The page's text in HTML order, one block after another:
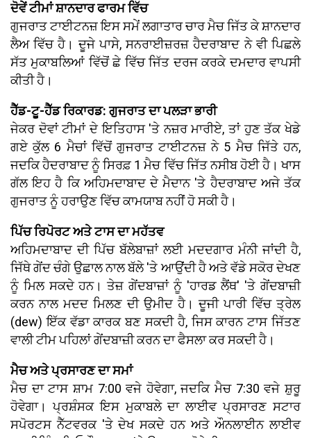
ਦੋਵੇਂ ਟੀਮਾਂ ਸ਼ਾਨਦਾਰ ਫਾਰਮ ਵਿੱਚ
ਗੁਜਰਾਤ ਟਾਈਟਨਜ਼ ਇਸ ਸਮੇਂ ਲਗਾਤਾਰ ਚਾਰ ਮੈਚ ਜਿੱਤ ਕੇ ਸ਼ਾਨਦਾਰ
ਲੈਅ ਵਿੱਚ ਹੈ। ਦੂਜੇ ਪਾਸੇ, ਸਨਰਾਈਜ਼ਰਜ਼ ਹੈਦਰਾਬਾਦ ਨੇ ਵੀ ਪਿਛਲੇ
ਸੱਤ ਮੁਕਾਬਲਿਆਂ ਵਿੱਚੋਂ ਛੇ ਵਿੱਚ ਜਿੱਤ ਦਰਜ ਕਰਕੇ ਦਮਦਾਰ ਵਾਪਸੀ
ਕੀਤੀ ਹੈ।
ਹੈੱਡ-ਟੂ-ਹੈੱਡ ਰਿਕਾਰਡ: ਗੁਜਰਾਤ ਦਾ ਪਲੜਾ ਭਾਰੀ
ਜੇਕਰ ਦੋਵਾਂ ਟੀਮਾਂ ਦੇ ਇਤਿਹਾਸ 'ਤੇ ਨਜ਼ਰ ਮਾਰੀਏ, ਤਾਂ ਹੁਣ ਤੱਕ ਖੇਡੇ
ਗਏ ਕੁੱਲ 6 ਮੈਚਾਂ ਵਿੱਚੋਂ ਗੁਜਰਾਤ ਟਾਈਟਨਜ਼ ਨੇ 5 ਮੈਚ ਜਿੱਤੇ ਹਨ,
ਜਦਕਿ ਹੈਦਰਾਬਾਦ ਨੂੰ ਸਿਰਫ਼ 1 ਮੈਚ ਵਿੱਚ ਜਿੱਤ ਨਸੀਬ ਹੋਈ ਹੈ। ਖਾਸ
ਗੱਲ ਇਹ ਹੈ ਕਿ ਅਹਿਮਦਾਬਾਦ ਦੇ ਮੈਦਾਨ 'ਤੇ ਹੈਦਰਾਬਾਦ ਅਜੇ ਤੱਕ
ਗੁਜਰਾਤ ਨੂੰ ਹਰਾਉਣ ਵਿੱਚ ਕਾਮਯਾਬ ਨਹੀਂ ਹੋ ਸਕੀ ਹੈ।
ਪਿੱਚ ਰਿਪੋਰਟ ਅਤੇ ਟਾਸ ਦਾ ਮਹੱਤਵ
ਅਹਿਮਦਾਬਾਦ ਦੀ ਪਿੱਚ ਬੱਲੇਬਾਜ਼ਾਂ ਲਈ ਮਦਦਗਾਰ ਮੰਨੀ ਜਾਂਦੀ ਹੈ,
ਜਿੱਥੇ ਗੇਂਦ ਚੰਗੇ ਉਛਾਲ ਨਾਲ ਬੱਲੇ 'ਤੇ ਆਉਂਦੀ ਹੈ ਅਤੇ ਵੱਡੇ ਸਕੋਰ ਦੇਖਣ
ਨੂੰ ਮਿਲ ਸਕਦੇ ਹਨ। ਤੇਜ਼ ਗੇਂਦਬਾਜ਼ਾਂ ਨੂੰ 'ਹਾਰਡ ਲੈਂਥ' 'ਤੇ ਗੇਂਦਬਾਜ਼ੀ
ਕਰਨ ਨਾਲ ਮਦਦ ਮਿਲਣ ਦੀ ਉਮੀਦ ਹੈ। ਦੂਜੀ ਪਾਰੀ ਵਿੱਚ ਤ੍ਰੇਲ
(dew) ਇੱਕ ਵੱਡਾ ਕਾਰਕ ਬਣ ਸਕਦੀ ਹੈ, ਜਿਸ ਕਾਰਨ ਟਾਸ ਜਿੱਤਣ
ਵਾਲੀ ਟੀਮ ਪਹਿਲਾਂ ਗੇਂਦਬਾਜ਼ੀ ਕਰਨ ਦਾ ਫੈਸਲਾ ਕਰ ਸਕਦੀ ਹੈ।
ਮੈਚ ਅਤੇ ਪ੍ਰਸਾਰਣ ਦਾ ਸਮਾਂ
ਮੈਚ ਦਾ ਟਾਸ ਸ਼ਾਮ 7:00 ਵਜੇ ਹੋਵੇਗਾ, ਜਦਕਿ ਮੈਚ 7:30 ਵਜੇ ਸ਼ੁਰੂ
ਹੋਵੇਗਾ। ਪ੍ਰਸ਼ੰਸਕ ਇਸ ਮੁਕਾਬਲੇ ਦਾ ਲਾਈਵ ਪ੍ਰਸਾਰਣ ਸਟਾਰ
ਸਪੋਰਟਸ ਨੈੱਟਵਰਕ 'ਤੇ ਦੇਖ ਸਕਦੇ ਹਨ ਅਤੇ ਔਨਲਾਈਨ ਲਾਈਵ